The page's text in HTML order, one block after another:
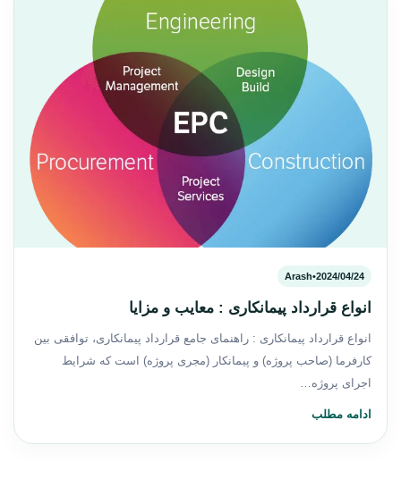
2024/04/24
•
Arash
انواع قرارداد پیمانکاری : معایب و مزایا
انواع قرارداد پیمانکاری : راهنمای جامع قرارداد پیمانکاری، توافقی بین
کارفرما (صاحب پروژه) و پیمانکار (مجری پروژه) است که شرایط
اجرای پروژه…
ادامه مطلب